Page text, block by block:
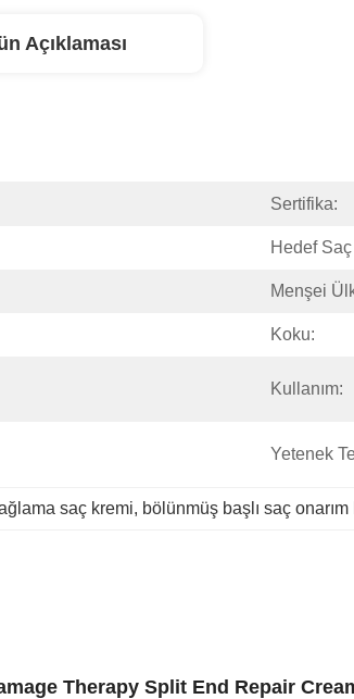
Açıklaması
Sertifika:
Hedef
Menşei
Koku:
Kullanım:
Yetenek
saç kremi, bölünmüş başlı saç onarım
Therapy Split End Repair